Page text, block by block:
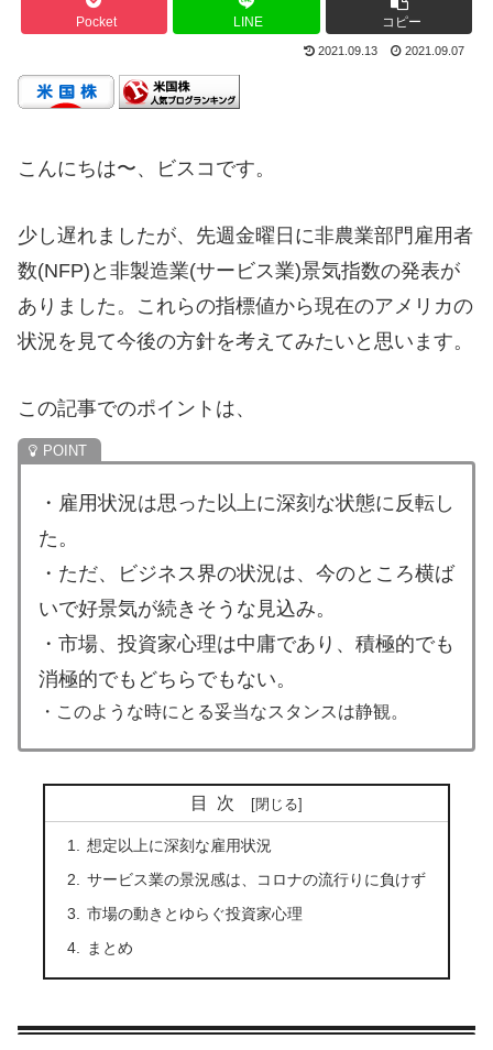
Pocket LINE コピー
2021.09.13 2021.09.07
こんにちは〜、ビスコです。
少し遅れましたが、先週金曜日に非農業部門雇用者
数(NFP)と非製造業(サービス業)景気指数の発表が
ありました。これらの指標値から現在のアメリカの
状況を見て今後の方針を考えてみたいと思います。
この記事でのポイントは、
・雇用状況は思った以上に深刻な状態に反転し
た。
・ただ、ビジネス界の状況は、今のところ横ば
いで好景気が続きそうな見込み。
・市場、投資家心理は中庸であり、積極的でも
消極的でもどちらでもない。
・このような時にとる妥当なスタンスは静観。
目次
想定以上に深刻な雇用状況
サービス業の景況感は、コロナの流行りに負けず
市場の動きとゆらぐ投資家心理
まとめ